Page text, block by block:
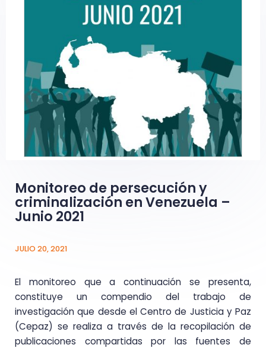
Monitoreo de persecución y
criminalización en Venezuela –
Junio 2021
JULIO 20, 2021
El monitoreo que a continuación se presenta,
constituye un compendio del trabajo de
investigación que desde el Centro de Justicia y Paz
(Cepaz) se realiza a través de la recopilación de
publicaciones compartidas por las fuentes de